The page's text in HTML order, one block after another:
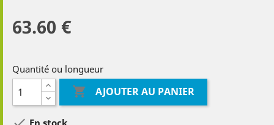
63.60 €
Quantité ou longueur
 AJOUTER AU PANIER